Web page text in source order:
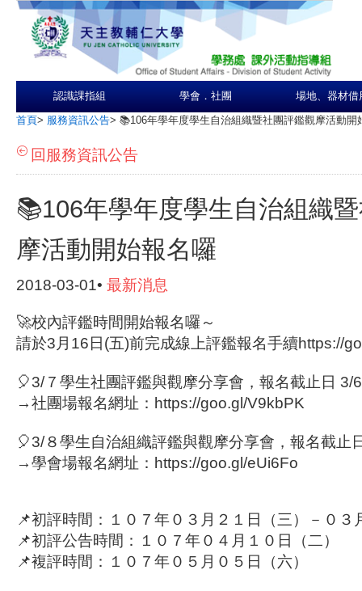
認識課指組 學會．社團 場地、器材借
首頁> 服務資訊公告> 📚106年學年度學生自治組織暨社團評鑑觀摩活動開
回服務資訊公告
📚106年學年度學生自治組織
摩活動開始報名囉
2018-03-01• 最新消息
🚀校內評鑑時間開始報名囉～
請於3月16日(五)前完成線上評鑑報名手續https://
🎈3/７學生社團評鑑與觀摩分享會，報名截止日 3/
→社團場報名網址：https://goo.gl/V9kbPK
🎈3/８學生自治組織評鑑與觀摩分享會，報名截止
→學會場報名網址：https://goo.gl/eUi6Fo
📌初評時間：１０７年０３月２１日（三）－０３
📌初評公告時間：１０７年０４月１０日（二）
📌複評時間：１０７年０５月０５日（六）